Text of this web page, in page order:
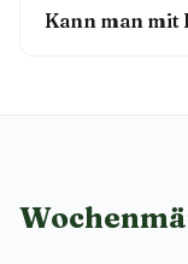
Kann man mit